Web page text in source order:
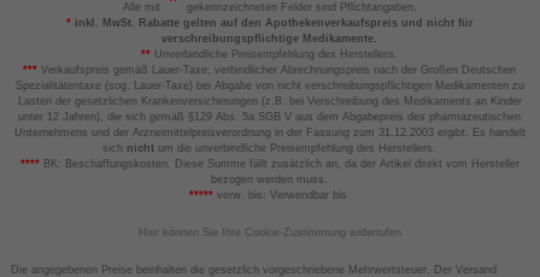
Alle mit
gekennzeichneten Felder sind Pflichtangaben.
*inkl. MwSt. Rabatte gelten auf den Apothekenverkaufspreis und nicht für
verschreibungspflichtige Medikamente.
** Unverbindliche Preisempfehlung des Herstellers.
*** Verkaufspreis gemäß Lauer-Taxe; verbindlicher Abrechnungspreis nach der Großen Deutschen
Spezialitätentaxe (sog. Lauer-Taxe) bei Abgabe von nicht verschreibungspflichtigen Medikamenten zu
Lasten der gesetzlichen Krankenversicherungen (z.B. bei Verschreibung des Medikaments an Kinder
unter 12 Jahren), die sich gemäß §129 Abs. 5a SGB V aus dem Abgabepreis des pharmazeutischen
Unternehmens und der Arzneimittelpreisverordnung in der Fassung zum 31.12.2003 ergibt. Es handelt
sich nicht um die unverbindliche Preisempfehlung des Herstellers.
****BK: Beschaffungskosten. Diese Summe fällt zusätzlich an, da der Artikel direkt vom Hersteller
bezogen werden muss.
*****verw. bis: Verwendbar bis.
Hier können Sie Ihre Cookie-Zustimmung widerrufen
Die angegebenen Preise beinhalten die gesetzlich vorgeschriebene Mehrwertsteuer. Der Versand